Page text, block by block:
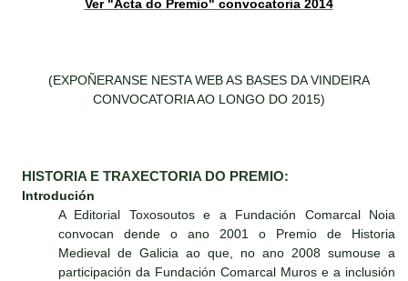
Ver "Acta do Premio" convocatoria 2014
(EXPOÑERANSE NESTA WEB AS BASES DA VINDEIRA
CONVOCATORIA AO LONGO DO 2015)
HISTORIA E TRAXECTORIA DO PREMIO:
Introdución
A Editorial Toxosoutos e a Fundación Comarcal Noia
convocan dende o ano 2001 o Premio de Historia
Medieval de Galicia ao que, no ano 2008 sumouse a
participación da Fundación Comarcal Muros e a inclusión